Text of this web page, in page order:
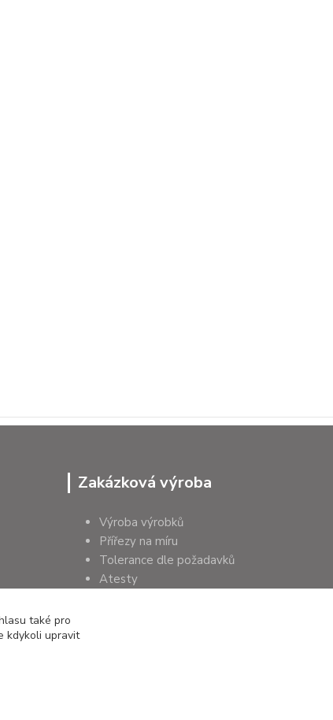
Zakázková výroba
Výroba výrobků
Přířezy na míru
Tolerance dle požadavků
Atesty
také pro
kdykoli upravit